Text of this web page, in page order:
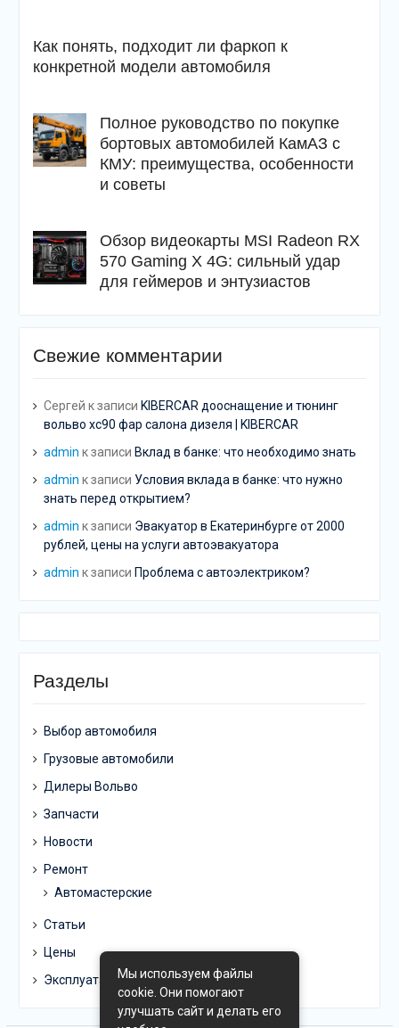
Как понять, подходит ли фаркоп к
конкретной модели автомобиля
Полное руководство по покупке
бортовых автомобилей КамАЗ с
КМУ: преимущества, особенности
и советы
Обзор видеокарты MSI Radeon RX
570 Gaming X 4G: сильный удар
для геймеров и энтузиастов
Свежие комментарии
Сергей к записи KIBERCAR дооснащение и тюнинг
вольво хс90 фар салона дизеля | KIBERCAR
admin к записи Вклад в банке: что необходимо знать
admin к записи Условия вклада в банке: что нужно
знать перед открытием?
admin к записи Эвакуатор в Екатеринбурге от 2000
рублей, цены на услуги автоэвакуатора
admin к записи Проблема с автоэлектриком?
Разделы
Выбор автомобиля
Грузовые автомобили
Дилеры Вольво
Запчасти
Новости
Ремонт
Автомастерские
Статьи
Цены
ЭксплуатацияМы используем файлы
cookie. Они помогают
улучшать сайт и делать его